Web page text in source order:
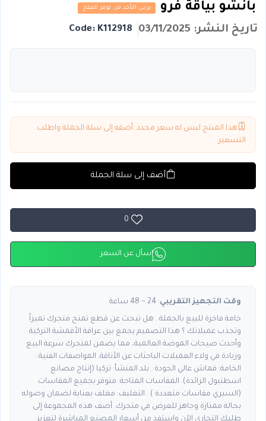
بانشو بياقة فرو يرجى التأكد من توفر المنتج
تاريخ النشر: 03/11/2025 Code: K112918
هذا المنتج ليس له سعر محدد. أضفه إلى سلة الجملة واطلب
التسعير.
0
اسأل عن السعر
وقت التجهيز التقريبي: 24 ~ 48 ساعة
خامة فاخرة للبيع بالجملة . هل تبحث عن قطع تمنح متجرك تميزاً
وتجذب عميلاتك ؟ هذا التصميم يجمع بين عراقة الأقمشة التركية
وأحدث صيحات الموضة العالمية، مما يضمن لمتجرك سرعة البيع
وزيادة في ولاء العميلات الباحثات عن الأناقة. المواصفات الفنية :
الخامة: قماش عالي الجودة . بلد المنشأ: تركيا (إنتاج مصانع
اسطنبول الرائدة). المقاسات المتاحة: متوفر بجميع المقاسات
(السيري مقاسات متعددة ) . التغليف: مغلف بعناية لضمان وصوله
بحالة ممتازة وجاهز للعرض في متجرك. أضف هذه المجموعة إلى
طلبك التجاري الآن واستفد من أسعار المصنع المباشرة لتعزيز